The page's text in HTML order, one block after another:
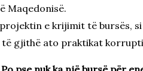
Maqedonisë.
e krijimit të bursës,
gjithë ato praktikat